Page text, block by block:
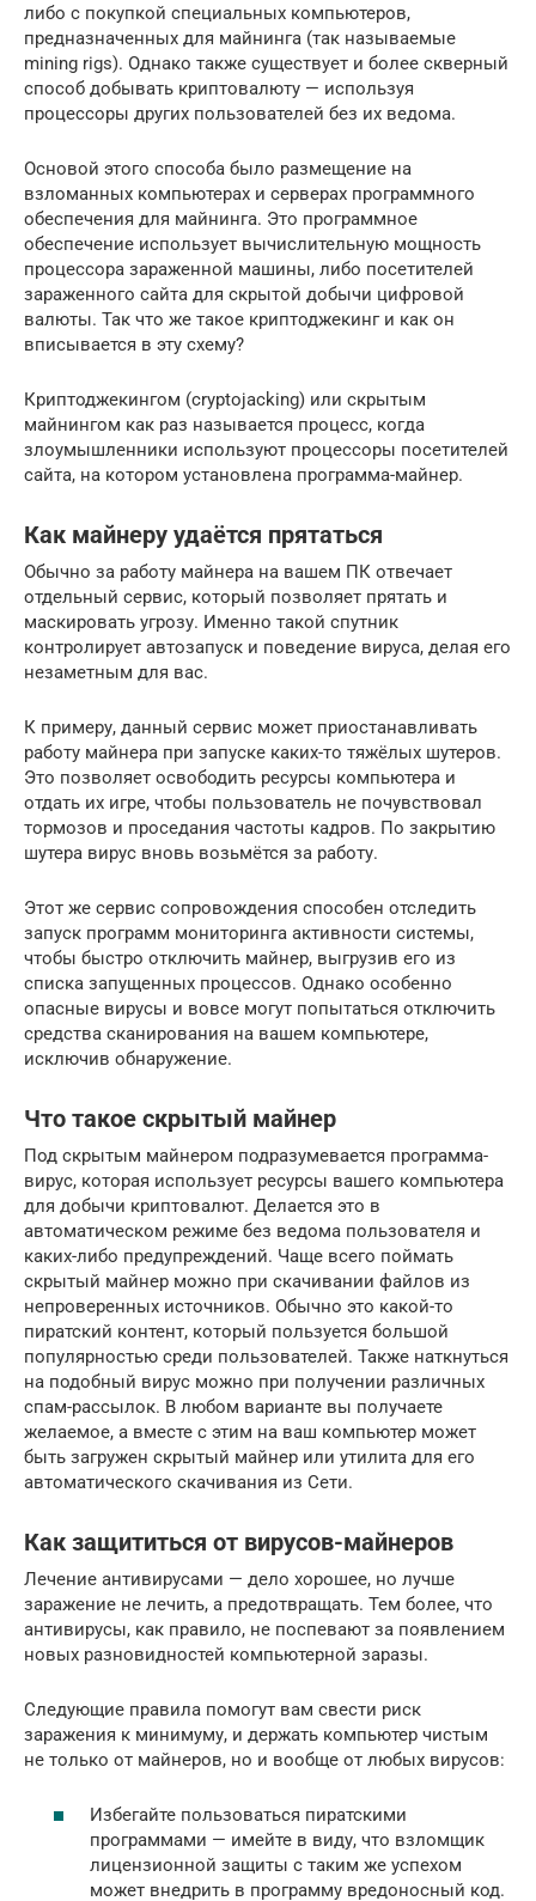
либо с покупкой специальных компьютеров,
предназначенных для майнинга (так называемые
mining rigs). Однако также существует и более скверный
способ добывать криптовалюту — используя
процессоры других пользователей без их ведома.
Основой этого способа было размещение на
взломанных компьютерах и серверах программного
обеспечения для майнинга. Это программное
обеспечение использует вычислительную мощность
процессора зараженной машины, либо посетителей
зараженного сайта для скрытой добычи цифровой
валюты. Так что же такое криптоджекинг и как он
вписывается в эту схему?
Криптоджекингом (cryptojacking) или скрытым
майнингом как раз называется процесс, когда
злоумышленники используют процессоры посетителей
сайта, на котором установлена программа-майнер.
Как майнеру удаётся прятаться
Обычно за работу майнера на вашем ПК отвечает
отдельный сервис, который позволяет прятать и
маскировать угрозу. Именно такой спутник
контролирует автозапуск и поведение вируса, делая его
незаметным для вас.
К примеру, данный сервис может приостанавливать
работу майнера при запуске каких-то тяжёлых шутеров.
Это позволяет освободить ресурсы компьютера и
отдать их игре, чтобы пользователь не почувствовал
тормозов и проседания частоты кадров. По закрытию
шутера вирус вновь возьмётся за работу.
Этот же сервис сопровождения способен отследить
запуск программ мониторинга активности системы,
чтобы быстро отключить майнер, выгрузив его из
списка запущенных процессов. Однако особенно
опасные вирусы и вовсе могут попытаться отключить
средства сканирования на вашем компьютере,
исключив обнаружение.
Что такое скрытый майнер
Под скрытым майнером подразумевается программа-
вирус, которая использует ресурсы вашего компьютера
для добычи криптовалют. Делается это в
автоматическом режиме без ведома пользователя и
каких-либо предупреждений. Чаще всего поймать
скрытый майнер можно при скачивании файлов из
непроверенных источников. Обычно это какой-то
пиратский контент, который пользуется большой
популярностью среди пользователей. Также наткнуться
на подобный вирус можно при получении различных
спам-рассылок. В любом варианте вы получаете
желаемое, а вместе с этим на ваш компьютер может
быть загружен скрытый майнер или утилита для его
автоматического скачивания из Сети.
Как защититься от вирусов-майнеров
Лечение антивирусами — дело хорошее, но лучше
заражение не лечить, а предотвращать. Тем более, что
антивирусы, как правило, не поспевают за появлением
новых разновидностей компьютерной заразы.
Следующие правила помогут вам свести риск
заражения к минимуму, и держать компьютер чистым
не только от майнеров, но и вообще от любых вирусов:
Избегайте пользоваться пиратскими
программами — имейте в виду, что взломщик
лицензионной защиты с таким же успехом
может внедрить в программу вредоносный код.